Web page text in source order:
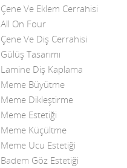
Çene Ve Eklem Cerrahisi
All On Four
Çene Ve Diş Cerrahisi
Gülüş Tasarımı
Lamine Diş Kaplama
Meme Büyütme
Meme Dikleştirme
Meme Estetiği
Meme Küçültme
Meme Ucu Estetiği
Badem Göz Estetiği